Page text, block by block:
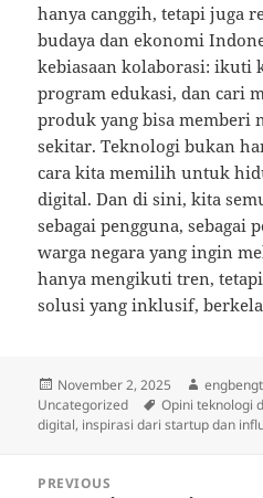
hanya canggih, tetapi juga
budaya dan ekonomi
kebiasaan kolaborasi: ikuti
program edukasi, dan cari
produk yang bisa memberi
sekitar. Teknologi bukan
cara kita memilih untuk
digital. Dan di sini, kita
sebagai pengguna, sebagai
warga negara yang ingin
hanya mengikuti tren,
solusi yang inklusif,
Posted
on
November 2, 2025 Author
Uncategorized
Tags
Opini teknologi
digital, inspirasi dari startup dan
PREVIOUS